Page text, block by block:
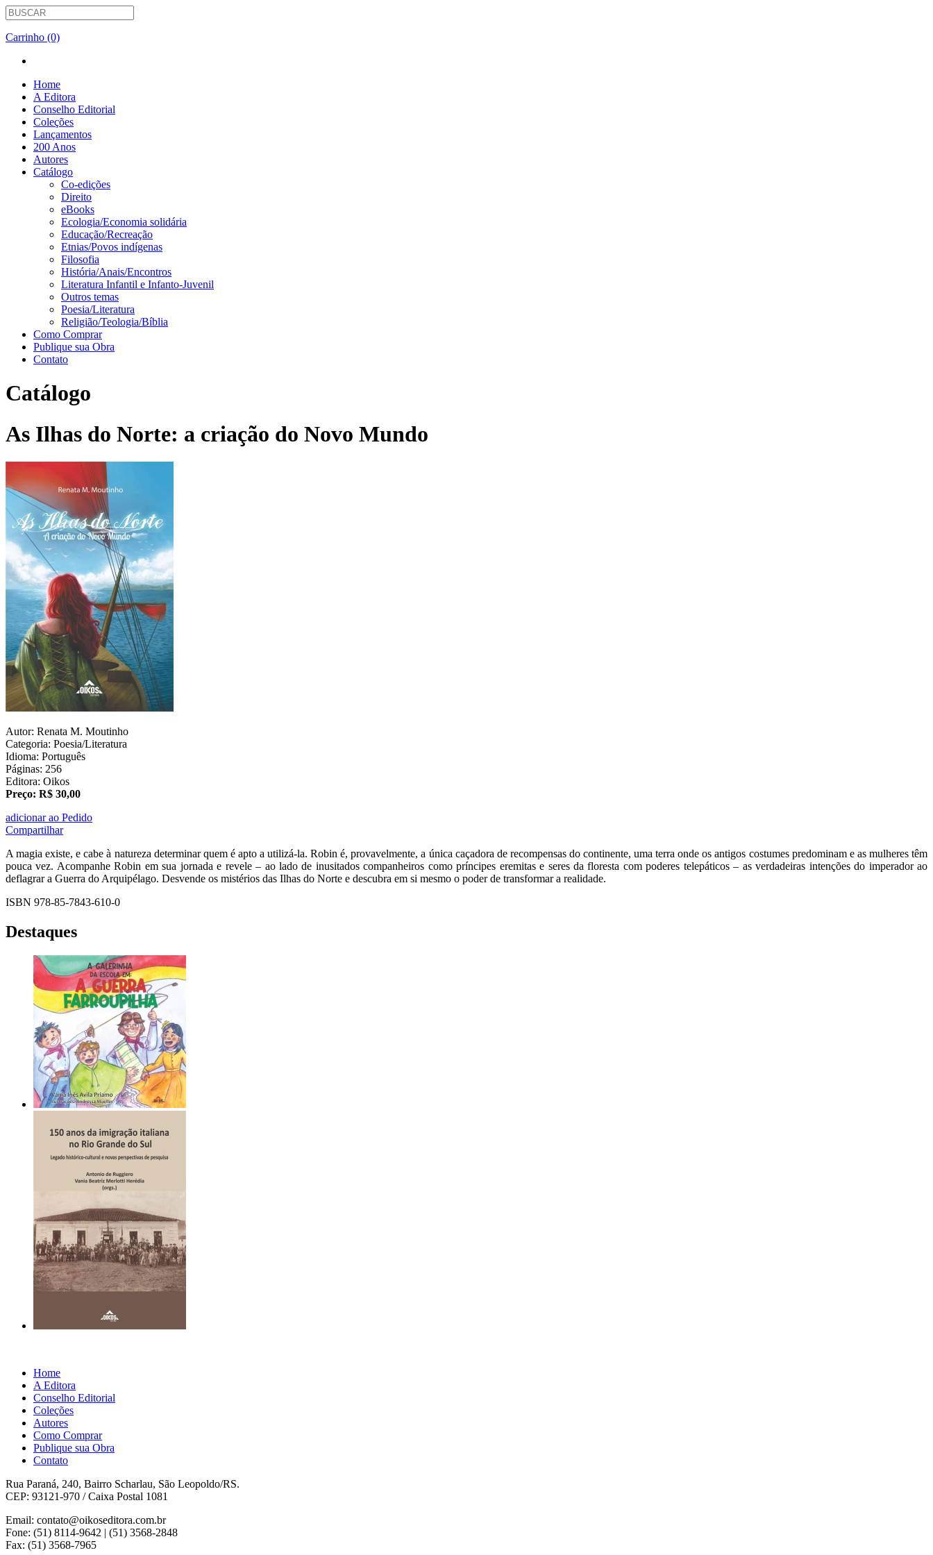
Carrinho (0)
Home
A Editora
Conselho Editorial
Coleções
Lançamentos
200 Anos
Autores
Catálogo
Co-edições
Direito
eBooks
Ecologia/Economia solidária
Educação/Recreação
Etnias/Povos indígenas
Filosofia
História/Anais/Encontros
Literatura Infantil e Infanto-Juvenil
Outros temas
Poesia/Literatura
Religião/Teologia/Bíblia
Como Comprar
Publique sua Obra
Contato
Catálogo
As Ilhas do Norte: a criação do Novo Mundo
Autor: Renata M. Moutinho
Categoria: Poesia/Literatura
Idioma: Português
Páginas: 256
Editora: Oikos
Preço: R$ 30,00
adicionar ao Pedido
Compartilhar
A magia existe, e cabe à natureza determinar quem é apto a utilizá-la. Robin é, provavelmente, a única caçadora de recompensas do continente, uma terra onde os antigos costumes predominam e as mulheres têm
pouca vez. Acompanhe Robin em sua jornada e revele – ao lado de inusitados companheiros como príncipes eremitas e seres da floresta com poderes telepáticos – as verdadeiras intenções do imperador ao
deflagrar a Guerra do Arquipélago. Desvende os mistérios das Ilhas do Norte e descubra em si mesmo o poder de transformar a realidade.
ISBN 978-85-7843-610-0
Destaques
Home
A Editora
Conselho Editorial
Coleções
Autores
Como Comprar
Publique sua Obra
Contato
Rua Paraná, 240, Bairro Scharlau, São Leopoldo/RS.
CEP: 93121-970 / Caixa Postal 1081
Email: contato@oikoseditora.com.br
Fone: (51) 8114-9642 | (51) 3568-2848
Fax: (51) 3568-7965